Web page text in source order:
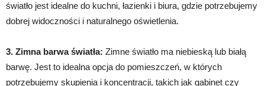
światło jest idealne do kuchni, łazienki i biura, gdzie potrzebujemy
dobrej widoczności i naturalnego oświetlenia.
3. Zimna barwa światła: Zimne światło ma niebieską lub białą
barwę. Jest to idealna opcja do pomieszczeń, w których
potrzebujemy skupienia i koncentracji, takich jak gabinet czy